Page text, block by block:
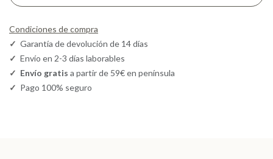
Condiciones de compra
✓ Garantía de devolución de 14 días
✓ Envío en 2-3 días laborables
✓ Envío gratis a partir de 59€ en península
✓ Pago 100% seguro